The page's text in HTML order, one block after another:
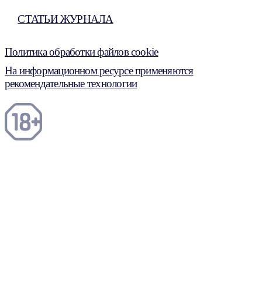
СТАТЬИ ЖУРНАЛА
Политика обработки файлов cookie
На информационном ресурсе применяются
рекомендательные технологии